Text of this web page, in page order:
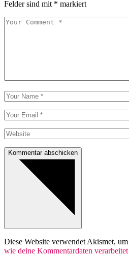
Felder sind mit * markiert
Kommentar abschicken
Diese Website verwendet Akismet,
wie deine Kommentardaten